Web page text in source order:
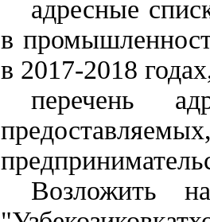
адресные
в
в 2017-2018
перечень
Возложить